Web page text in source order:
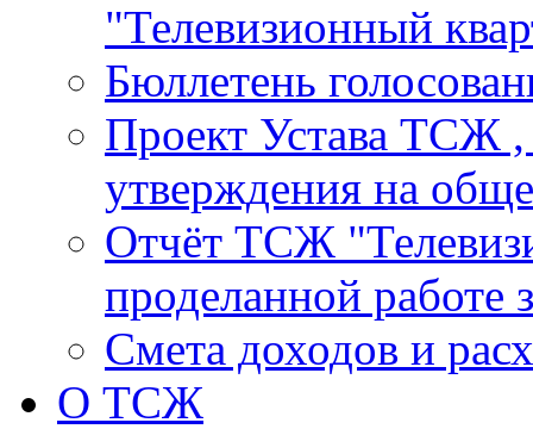
"Телевизионный
Бюллетень
Проект Устава ТСЖ
утверждения на
Отчёт ТСЖ
проделанной работе
Смета доходов и
О ТСЖ